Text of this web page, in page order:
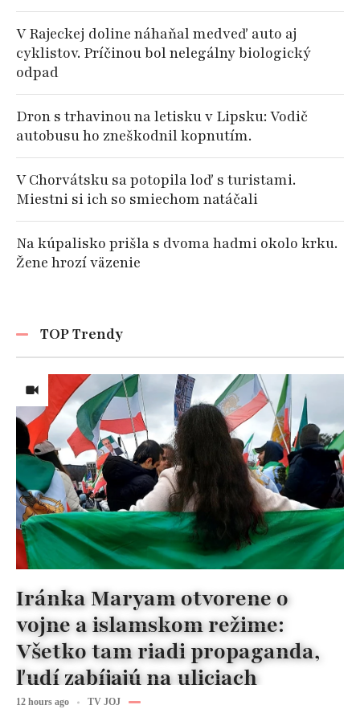
V Rajeckej doline náhaňal medveď auto aj
cyklistov. Príčinou bol nelegálny biologický
odpad
Dron s trhavinou na letisku v Lipsku: Vodič
autobusu ho zneškodnil kopnutím.
V Chorvátsku sa potopila loď s turistami.
Miestni si ich so smiechom natáčali
Na kúpalisko prišla s dvoma hadmi okolo krku.
Žene hrozí väzenie
TOP Trendy
Iránka Maryam otvorene o
vojne a islamskom režime:
Všetko tam riadi propaganda,
ľudí zabíjajú na uliciach
12 hours ago TV JOJ